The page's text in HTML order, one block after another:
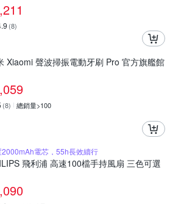
(8)
Xiaomi 聲波掃振電動牙刷 Pro 官方旗艦館
(8) 總銷量>100
2000mAh電芯，55h長效續行
飛利浦 高速100檔手持風扇 三色可選